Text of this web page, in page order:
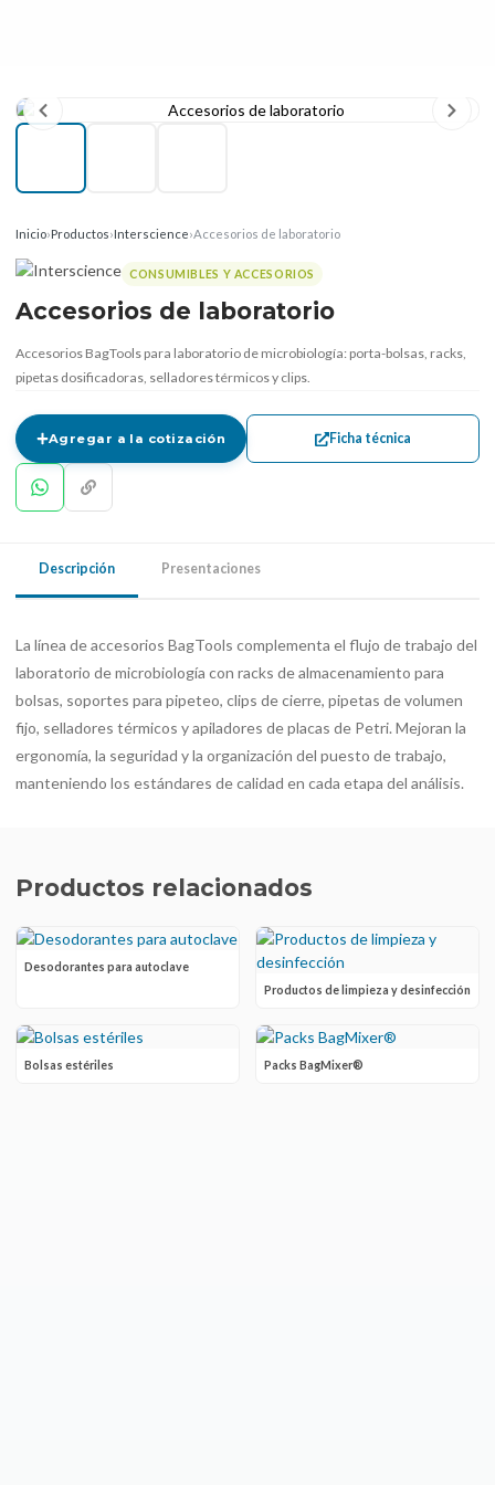
Inicio›Productos›Interscience›Accesorios de laboratorio
CONSUMIBLES Y ACCESORIOS
Accesorios de laboratorio
Accesorios BagTools para laboratorio de microbiología: porta-bolsas, racks,
pipetas dosificadoras, selladores térmicos y clips.
Agregar a la cotización Ficha técnica
Descripción Presentaciones
La línea de accesorios BagTools complementa el flujo de trabajo del
laboratorio de microbiología con racks de almacenamiento para
bolsas, soportes para pipeteo, clips de cierre, pipetas de volumen
fijo, selladores térmicos y apiladores de placas de Petri. Mejoran la
ergonomía, la seguridad y la organización del puesto de trabajo,
manteniendo los estándares de calidad en cada etapa del análisis.
Productos relacionados
Desodorantes para autoclave
Productos de limpieza y desinfección
Bolsas estériles Packs BagMixer®